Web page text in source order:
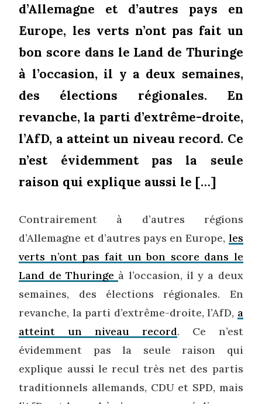
d’Allemagne et d’autres pays en
Europe, les verts n’ont pas fait un
bon score dans le Land de Thuringe
à l’occasion, il y a deux semaines,
des élections régionales. En
revanche, la parti d’extrême-droite,
l’AfD, a atteint un niveau record. Ce
n’est évidemment pas la seule
raison qui explique aussi le […]
Contrairement à d’autres régions
d’Allemagne et d’autres pays en Europe, les
verts n’ont pas fait un bon score dans le
Land de Thuringe à l’occasion, il y a deux
semaines, des élections régionales. En
revanche, la parti d’extrême-droite, l’AfD, a
atteint un niveau record. Ce n’est
évidemment pas la seule raison qui
explique aussi le recul très net des partis
traditionnels allemands, CDU et SPD, mais